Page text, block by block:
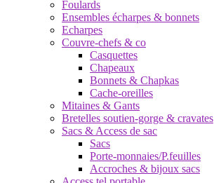
Foulards
Ensembles écharpes & bonnets
Echarpes
Couvre-chefs & co
Casquettes
Chapeaux
Bonnets & Chapkas
Cache-oreilles
Mitaines & Gants
Bretelles soutien-gorge & cravates
Sacs & Access de sac
Sacs
Porte-monnaies/P.feuilles
Accroches & bijoux sacs